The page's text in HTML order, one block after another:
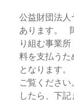
公益財団法人
あります。
り組む事業
料を支払うた
となります
ご覧ください
したら、下